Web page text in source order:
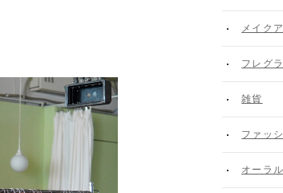
メイク
フレグ
雑貨
ファッ
オーラ